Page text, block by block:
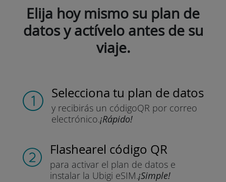
Elija hoy mismo su plan de
datos y actívelo antes de su
viaje.
Selecciona tu plan de datos
y recibirás un códigoQR por correo
electrónico.¡Rápido!
Flashearel código QR
para activar el plan de datos e
instalar la Ubigi eSIM.¡Simple!